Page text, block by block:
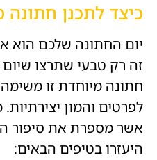
כיצד לתכנן חתונה
יום החתונה שלכם הוא
זה רק טבעי שתרצו שיום
חתונה מיוחדת זו
לפרטים והמון
אשר מספרת את סיפור
היעזרו בטיפים הבאים: